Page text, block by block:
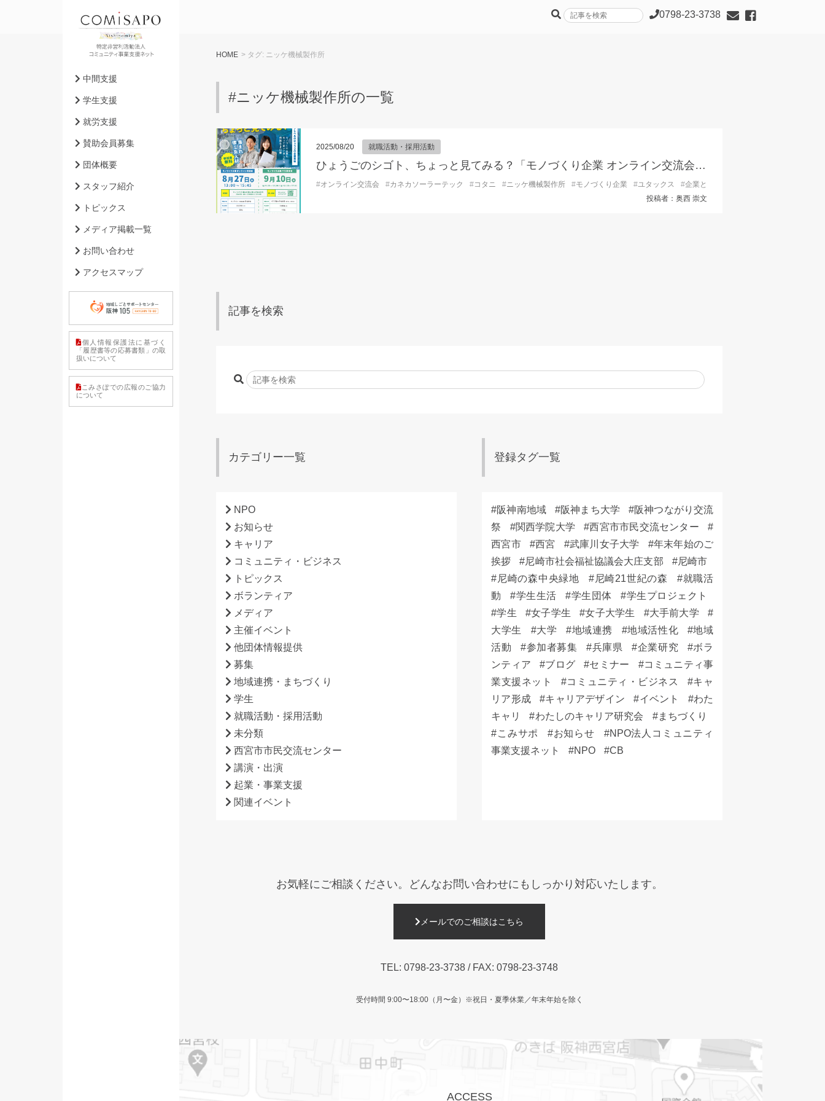
HOME > タグ: ニッケ機械製作所
#ニッケ機械製作所の一覧
2025/08/20 就職活動・採用活動
ひょうごのシゴト、ちょっと見てみる？「モノづくり企業 オンライン交流会」参加者募集中！
#オンライン交流会 #カネカソーラーテック #コタニ #ニッケ機械製作所 #モノづくり企業 #ユタックス #企業とのオンライン交流会
投稿者：奥西 崇文
記事を検索
カテゴリー一覧
NPO
お知らせ
キャリア
コミュニティ・ビジネス
トピックス
ボランティア
メディア
主催イベント
他団体情報提供
募集
地域連携・まちづくり
学生
就職活動・採用活動
未分類
西宮市市民交流センター
講演・出演
起業・事業支援
関連イベント
登録タグ一覧
阪神南地域 阪神まち大学
阪神つながり交流
祭
関西学院大学
西宮市市民交流センター
西宮市
西宮 武庫川女子大学
年末年始のご
挨拶
尼崎市社会福祉協議会大庄支部
尼崎市
尼崎の森中央緑地
尼崎21世紀の森
就職活
動
学生生活 学生団体
学生プロジェクト
学生
女子学生 女子大学生
大手前大学
大学生
大学 地域連携 地域活性化
地域
活動
参加者募集 兵庫県 企業研究
ボラ
ンティア
ブログ セミナー
コミュニティ事
業支援ネット
コミュニティ・ビジネス
キャ
リア形成
キャリアデザイン イベント
わた
キャリ
わたしのキャリア研究会
まちづくり
こみサポ
お知らせ
NPO法人コミュニティ
事業支援ネット
NPO CB
お気軽にご相談ください。 どんなお問い合わせにもしっかり 対応いたします。
メールでのご相談はこちら
TEL: 0798-23-3738 / FAX: 0798-23-3748
受付時間 9:00〜18:00（月〜金） ※祝日・夏季休業／年末年始を除く
ACCESS
0798-23-3738
中間支援
学生支援
就労支援
賛助会員募集
団体概要
スタッフ紹介
トピックス
メディア掲載一覧
お問い合わせ
アクセスマップ
個人情報保護法に基づく
「履歴書等の応募書類」の取
扱いについて
こみさぽでの広報のご協力
について